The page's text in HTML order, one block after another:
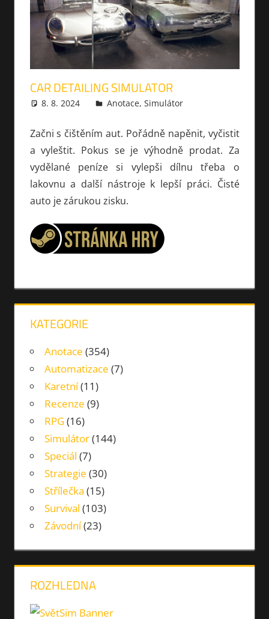
CAR DETAILING SIMULATOR
8. 8. 2024 xmilek
Anotace, Simulátor
Začni s čištěním aut. Pořádně napěnit, vyčistit
a vyleštit. Pokus se je výhodně prodat. Za
vydělané peníze si vylepši dílnu třeba o
lakovnu a další nástroje k lepší práci. Čisté
auto je zárukou zisku.
KATEGORIE
Anotace (354)
Automatizace (7)
Karetní(11)
Recenze (9)
RPG(16)
Simulátor(144)
Speciál (7)
Strategie (30)
Střílečka (15)
Survival (103)
Závodní(23)
ROZHLEDNA